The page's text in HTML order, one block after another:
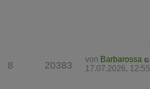
8 20383
von Barbarossa
17.07.2026, 12:55